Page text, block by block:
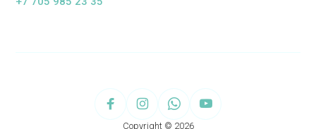
Copyright © 2026